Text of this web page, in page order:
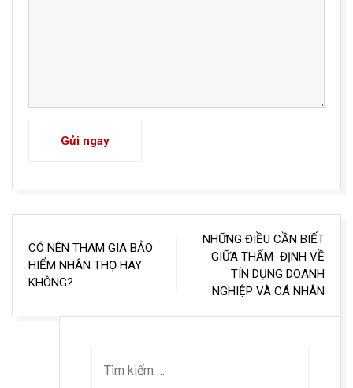
Gửi ngay
Điều
hướng
bài
CÓ NÊN THAM GIA BẢO
HIỂM NHÂN THỌ HAY
KHÔNG?
NHỮNG ĐIỀU CẦN BIẾT
GIỮA THẨM ĐỊNH VỀ
TÍN DỤNG DOANH
NGHIỆP VÀ CÁ NHÂN